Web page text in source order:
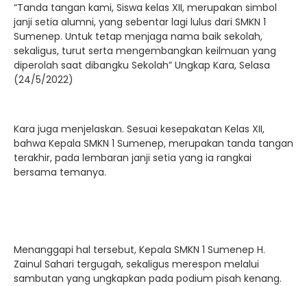
“Tanda tangan kami, Siswa kelas XII, merupakan simbol
janji setia alumni, yang sebentar lagi lulus dari SMKN 1
Sumenep. Untuk tetap menjaga nama baik sekolah,
sekaligus, turut serta mengembangkan keilmuan yang
diperolah saat dibangku Sekolah” Ungkap Kara, Selasa
(24/5/2022)
Kara juga menjelaskan. Sesuai kesepakatan Kelas XII,
bahwa Kepala SMKN 1 Sumenep, merupakan tanda tangan
terakhir, pada lembaran janji setia yang ia rangkai
bersama temanya.
Menanggapi hal tersebut, Kepala SMKN 1 Sumenep H.
Zainul Sahari tergugah, sekaligus merespon melalui
sambutan yang ungkapkan pada podium pisah kenang.